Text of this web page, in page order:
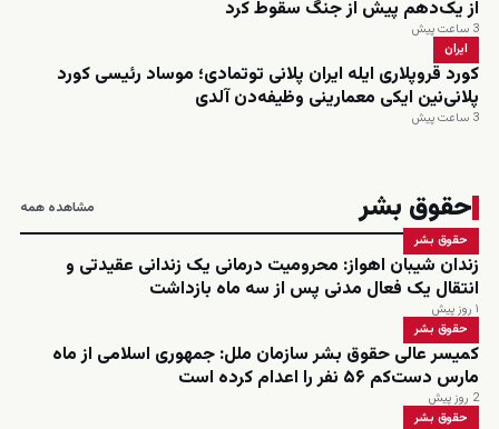
از یک‌دهم پیش از جنگ سقوط کرد
3 ساعت پیش
ایران
کورد قروپلاری ایله ایران پلانی توتمادی؛ موساد رئیسی کورد
پلانی‌نین ایکی معمارینی وظیفه‌دن آلدی
3 ساعت پیش
حقوق بشر مشاهده همه
حقوق بشر
زندان شیبان اهواز: محرومیت درمانی یک زندانی عقیدتی و
انتقال یک فعال مدنی پس از سه ماه بازداشت
۱ روز پیش
حقوق بشر
کمیسر عالی حقوق بشر سازمان ملل: جمهوری اسلامی از ماه
مارس دست‌کم ۵۶ نفر را اعدام کرده است
2 روز پیش
حقوق بشر